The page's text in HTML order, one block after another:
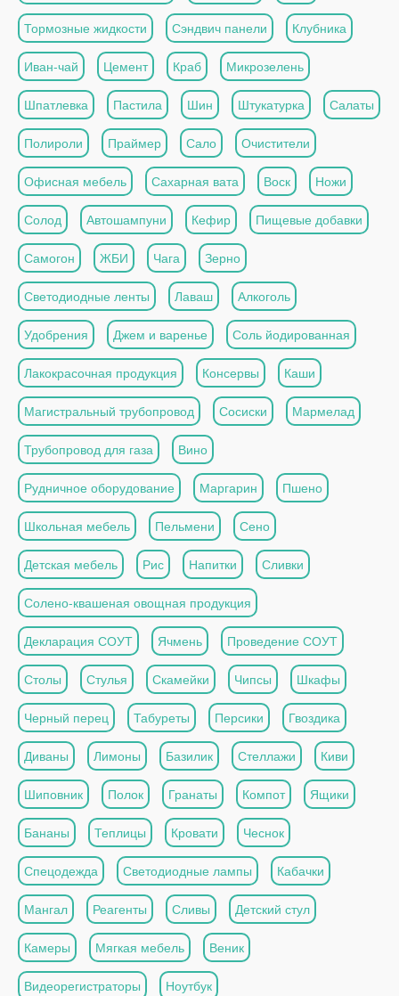
Тормозные жидкости Сэндвич панели Клубника
Иван-чай Цемент Краб Микрозелень
Шпатлевка Пастила Шин Штукатурка Салаты
Полироли Праймер Сало Очистители
Офисная мебель Сахарная вата Воск Ножи
Солод Автошампуни Кефир Пищевые добавки
Самогон ЖБИ Чага Зерно
Светодиодные ленты Лаваш Алкоголь
Удобрения Джем и варенье Соль йодированная
Лакокрасочная продукция Консервы Каши
Магистральный трубопровод Сосиски Мармелад
Трубопровод для газа Вино
Рудничное оборудование Маргарин Пшено
Школьная мебель Пельмени Сено
Детская мебель Рис Напитки Сливки
Солено-квашеная овощная продукция
Декларация СОУТ Ячмень Проведение СОУТ
Столы Стулья Скамейки Чипсы Шкафы
Черный перец Табуреты Персики Гвоздика
Диваны Лимоны Базилик Стеллажи Киви
Шиповник Полок Гранаты Компот Ящики
Бананы Теплицы Кровати Чеснок
Спецодежда Светодиодные лампы Кабачки
Мангал Реагенты Сливы Детский стул
Камеры Мягкая мебель Веник
Видеорегистраторы Ноутбук